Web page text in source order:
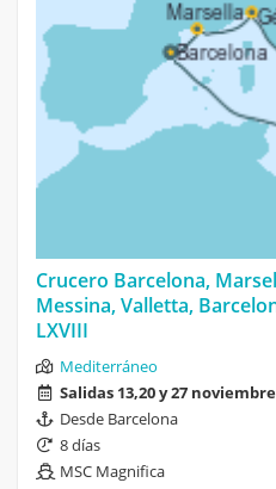
Crucero Barcelona,
Messina, Valletta,
LXVIII
Mediterráneo
Salidas 13,20 y 27
Desde Barcelona
8 días
MSC Magnifica